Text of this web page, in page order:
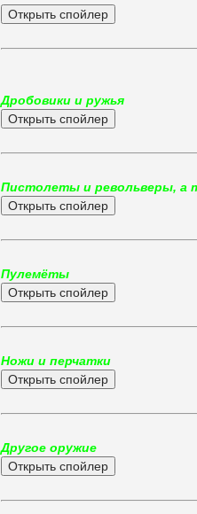
Дробовики и ружья
Пистолеты и револьверы, а
Пулемёты
Ножи и перчатки
Другое оружие